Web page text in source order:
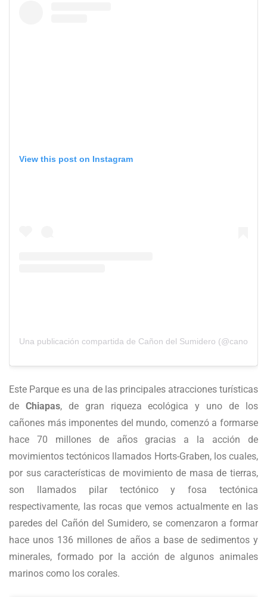
View this post on Instagram
Una publicación compartida de Cañon del Sumidero
Este Parque es una de las principales atracciones turísticas
de Chiapas, de gran riqueza ecológica y uno de los
cañones más imponentes del mundo, comenzó a formarse
hace 70 millones de años gracias a la acción de
movimientos tectónicos llamados Horts-Graben, los cuales,
por sus características de movimiento de masa de tierras,
son llamados pilar tectónico y fosa tectónica
respectivamente, las rocas que vemos actualmente en las
paredes del Cañón del Sumidero, se comenzaron a formar
hace unos 136 millones de años a base de sedimentos y
minerales, formado por la acción de algunos animales
marinos como los corales.